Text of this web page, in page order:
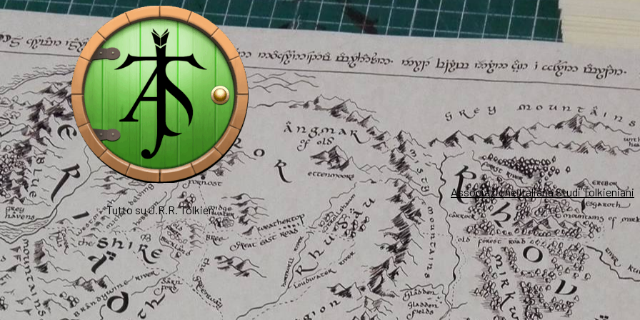
Associazione Italiana Studi Tolkieniani
Tutto su J.R.R. Tolkien